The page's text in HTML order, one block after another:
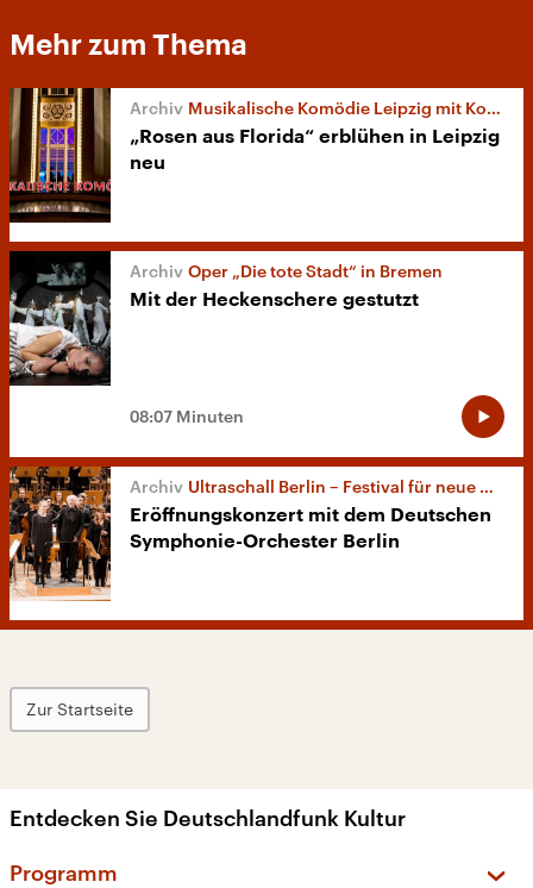
Mehr zum Thema
Musikalische Komödie Leipzig mit Korngold-Wiederentdeckung
„Rosen aus Florida“ erblühen in Leipzig
neu
Oper „Die tote Stadt“ in Bremen
Mit der Heckenschere gestutzt
08:07 Minuten
Ultraschall Berlin – Festival für neue Musik LIVE
Eröffnungskonzert mit dem Deutschen
Symphonie-Orchester Berlin
Zur Startseite
Entdecken Sie Deutschlandfunk Kultur
Programm